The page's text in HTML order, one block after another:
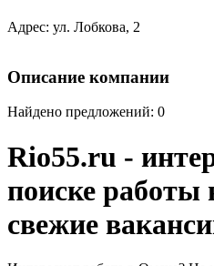
Адрес: ул. Лобкова, 2
Описание компании
Найдено предложений: 0
Rio55.ru -
поиске работы
свежие